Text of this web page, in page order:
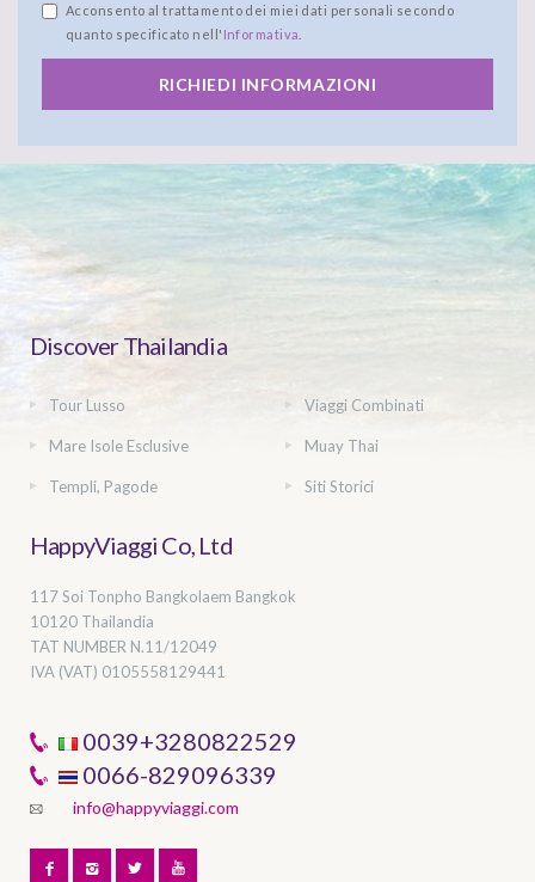
Acconsento al trattamento dei miei dati personali secondo
quanto specificato nell' Informativa
RICHIEDI INFORMAZIONI
Discover Thailandia
Tour Lusso Viaggi Combinati
Mare Isole Esclusive Muay Thai
Templi, Pagode Siti Storici
HappyViaggi Co, Ltd
117 Soi Tonpho Bangkolaem Bangkok
10120 Thailandia
TAT NUMBER N.11/12049
IVA (VAT) 0105558129441
0039+3280822529
0066-829096339
info@happyviaggi.com